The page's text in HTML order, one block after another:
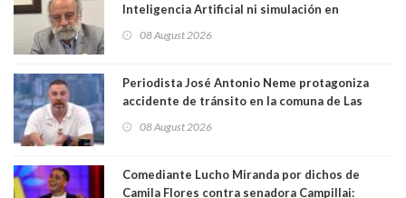
Inteligencia Artificial ni simulación en
Magister en Asentamientos Humanos PUC
08 August 2026
Periodista José Antonio Neme protagoniza
accidente de tránsito en la comuna de Las
08 August 2026
Comediante Lucho Miranda por dichos de
Camila Flores contra senadora Campillai: